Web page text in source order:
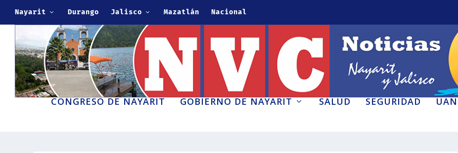
Nayarit Durango Jalisco Mazatlán Nacional
CONGRESO DE NAYARIT GOBIERNO DE NAYARIT SALUD SEGURIDAD UAN